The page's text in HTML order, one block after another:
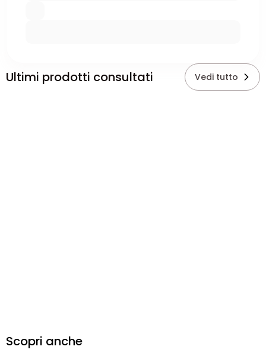
Ultimi prodotti consultati Vedi tutto
Scopri anche